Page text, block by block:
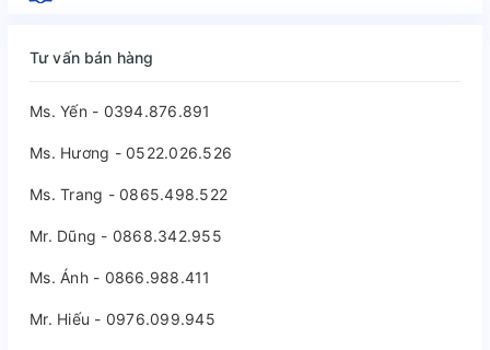
Tư vấn bán hàng
Ms. Yến - 0394.876.891
Ms. Hương - 0522.026.526
Ms. Trang - 0865.498.522
Mr. Dũng - 0868.342.955
Ms. Ánh - 0866.988.411
Mr. Hiếu - 0976.099.945